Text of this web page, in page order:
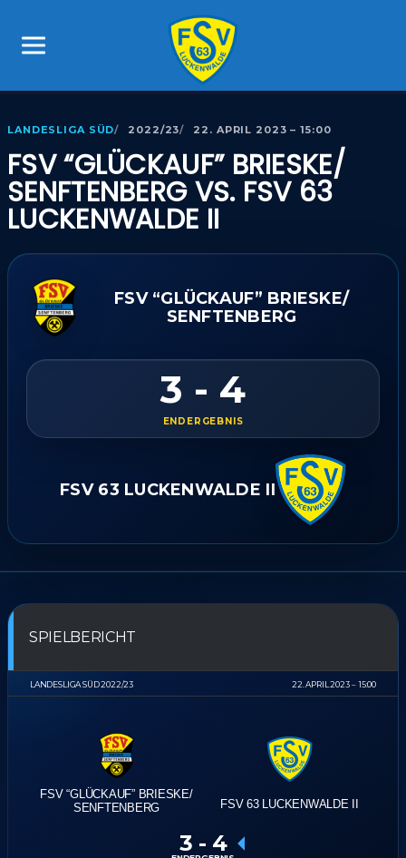
LANDESLIGA SÜD 2022/23 22. APRIL 2023 – 15:00
FSV “GLÜCKAUF” BRIESKE/​
SENFTENBERG VS. FSV 63
LUCKENWALDE II
FSV “GLÜCKAUF” BRIESKE/​
SENFTENBERG
3 - 4
ENDERGEBNIS
FSV 63 LUCKENWALDE II
SPIELBERICHT
LANDESLIGA SÜD 2022/23 22. APRIL 2023 15:00
FSV “GLÜCKAUF” BRIESKE/​
SENFTENBERG
FSV 63 LUCKENWALDE II
3 - 4